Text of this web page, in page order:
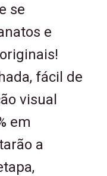
se
e
fácil de
visual
em
a